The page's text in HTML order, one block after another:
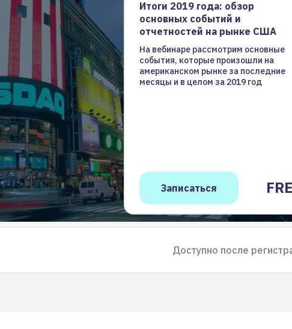
Итоги 2019 года: обзор
основных событий и
отчетностей на рынке США
На вебинаре рассмотрим основные
события, которые произошли на
американском рынке за последние
месяцы и в целом за 2019 год
Доступно после